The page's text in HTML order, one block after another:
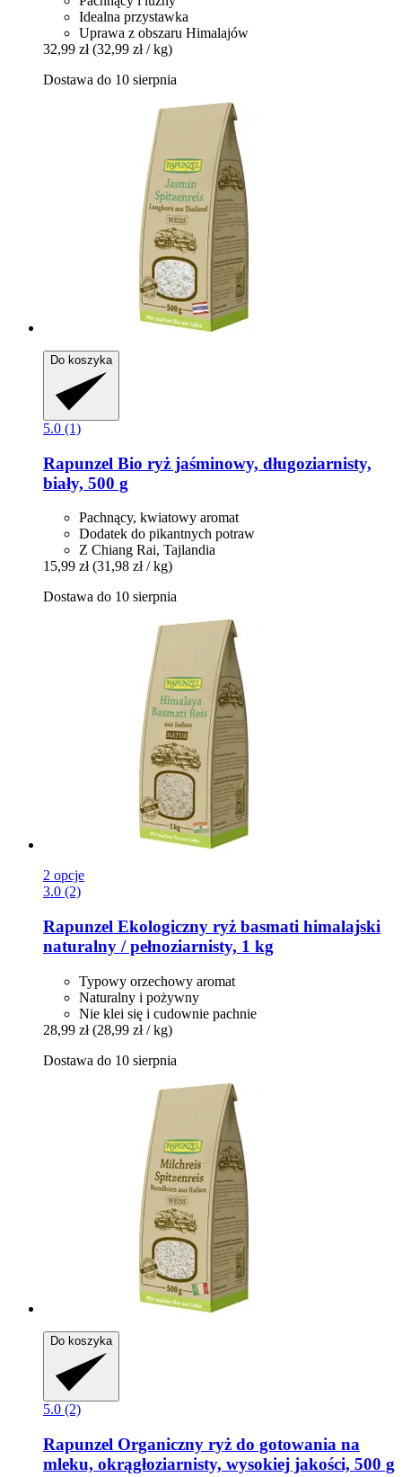
Idealna przystawka
Uprawa z obszaru Himalajów
32,99 zł (32,99 zł / kg)
Dostawa do 10 sierpnia
Do koszyka
5.0 (1)
Rapunzel Bio ryż jaśminowy, długoziarnisty,
biały, 500 g
Pachnący, kwiatowy aromat
Dodatek do pikantnych potraw
Z Chiang Rai, Tajlandia
15,99 zł (31,98 zł / kg)
Dostawa do 10 sierpnia
2 opcje
3.0 (2)
Rapunzel Ekologiczny ryż basmati himalajski
naturalny / pełnoziarnisty, 1 kg
Typowy orzechowy aromat
Naturalny i pożywny
Nie klei się i cudownie pachnie
28,99 zł (28,99 zł / kg)
Dostawa do 10 sierpnia
Do koszyka
5.0 (2)
Rapunzel Organiczny ryż do gotowania na
mleku, okrągłoziarnisty, wysokiej jakości, 500 g